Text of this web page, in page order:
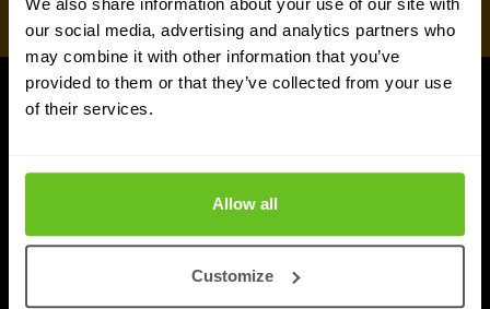
We also share information about your use of our site with
our social media, advertising and analytics partners who
may combine it with other information that you’ve
provided to them or that they’ve collected from your use
of their services.
Allow all
Customize
ARTIKELEN